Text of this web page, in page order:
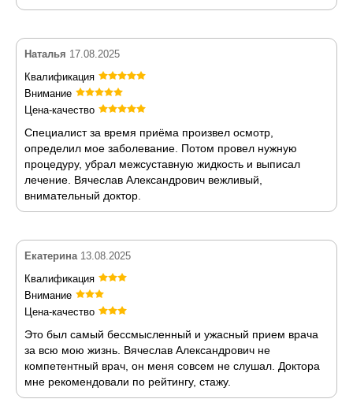
Наталья 17.08.2025
Квалификация
Внимание
Цена-качество
Специалист за время приёма произвел осмотр,
определил мое заболевание. Потом провел нужную
процедуру, убрал межсуставную жидкость и выписал
лечение. Вячеслав Александрович вежливый,
внимательный доктор.
Екатерина 13.08.2025
Квалификация
Внимание
Цена-качество
Это был самый бессмысленный и ужасный прием врача
за всю мою жизнь. Вячеслав Александрович не
компетентный врач, он меня совсем не слушал. Доктора
мне рекомендовали по рейтингу, стажу.